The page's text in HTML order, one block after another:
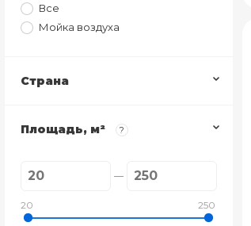
Все
Мойка воздуха
Страна
Площадь, м² ?
20 250